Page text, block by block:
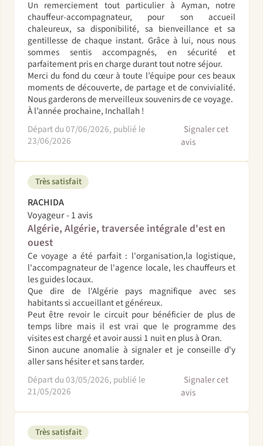
Un remerciement tout particulier à Ayman, notre
chauffeur-accompagnateur, pour son accueil
chaleureux, sa disponibilité, sa bienveillance et sa
gentillesse de chaque instant. Grâce à lui, nous nous
sommes sentis accompagnés, en sécurité et
parfaitement pris en charge durant tout notre séjour.
Merci du fond du cœur à toute l’équipe pour ces beaux
moments de découverte, de partage et de convivialité.
Nous garderons de merveilleux souvenirs de ce voyage.
À l’année prochaine, Inchallah !
Départ du 07/06/2026, publié le
23/06/2026
Signaler cet
avis
Très satisfait
RACHIDA
Voyageur - 1 avis
Algérie, Algérie, traversée intégrale d'est en
ouest
Ce voyage a été parfait : l'organisation,la logistique,
l'accompagnateur de l'agence locale, les chauffeurs et
les guides locaux.
Que dire de l'Algérie pays magnifique avec ses
habitants si accueillant et généreux.
Peut être revoir le circuit pour bénéficier de plus de
temps libre mais il est vrai que le programme des
visites est chargé et avoir aussi 1 nuit en plus à Oran.
Sinon aucune anomalie à signaler et je conseille d'y
aller sans hésiter et sans tarder.
Départ du 03/05/2026, publié le
21/05/2026
Signaler cet
avis
Très satisfait